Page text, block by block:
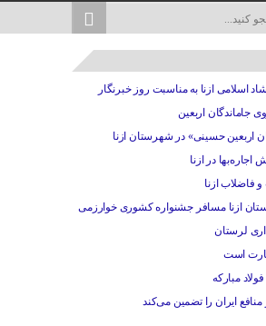
اسلامی ازنا به مناسبت روز خبرنگار
جاماندگان اربعین
اربعین حسینی» در شهرستان ازنا
اجاره‌بها در ازنا
فاضلاب ازنا
ازنا مسافر جشنواره کشوری خوارزمی
لرستان
است
مبارکه
منافع ایران را تضمین می‌کند